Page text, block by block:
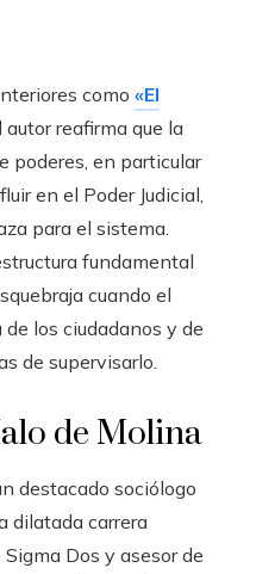
como «El
autor reafirma que la
poderes, en particular
en el Poder Judicial,
para el sistema.
fundamental
cuando el
los ciudadanos y de
de supervisarlo.
de Molina
destacado sociólogo
dilatada carrera
Dos y asesor de